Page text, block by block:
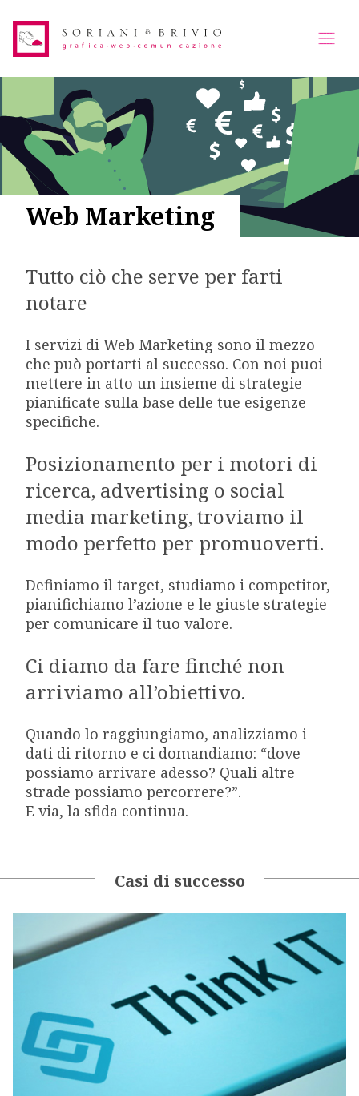
Web Marketing
Tutto ciò che serve per farti
notare
I servizi di Web Marketing sono il mezzo
che può portarti al successo. Con noi puoi
mettere in atto un insieme di strategie
pianificate sulla base delle tue esigenze
specifiche.
Posizionamento per i motori di
ricerca, advertising o social
media marketing, troviamo il
modo perfetto per promuoverti.
Definiamo il target, studiamo i competitor,
pianifichiamo l’azione e le giuste strategie
per comunicare il tuo valore.
Ci diamo da fare finché non
arriviamo all’obiettivo.
Quando lo raggiungiamo, analizziamo i
dati di ritorno e ci domandiamo: “dove
possiamo arrivare adesso? Quali altre
strade possiamo percorrere?”.
E via, la sfida continua.
Casi di successo